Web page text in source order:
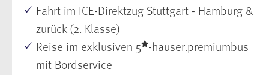
Fahrt im ICE-Direktzug Stuttgart - Hamburg &
zurück (2. Klasse)
Reise im exklusiven 5 -hauser.premiumbus
mit Bordservice